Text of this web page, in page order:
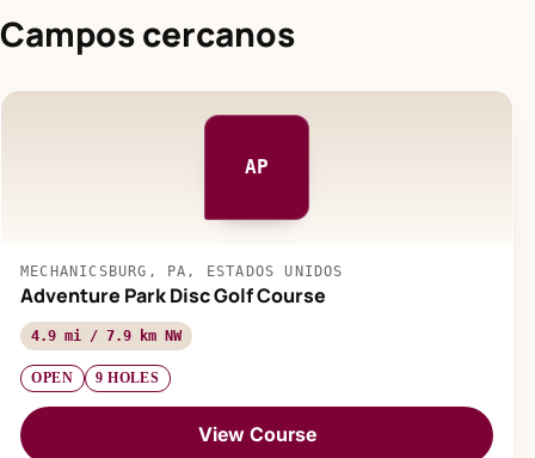
Campos cercanos
AP
MECHANICSBURG, PA, ESTADOS UNIDOS
Adventure Park Disc Golf Course
4.9 mi / 7.9 km NW
OPEN 9 HOLES
View Course